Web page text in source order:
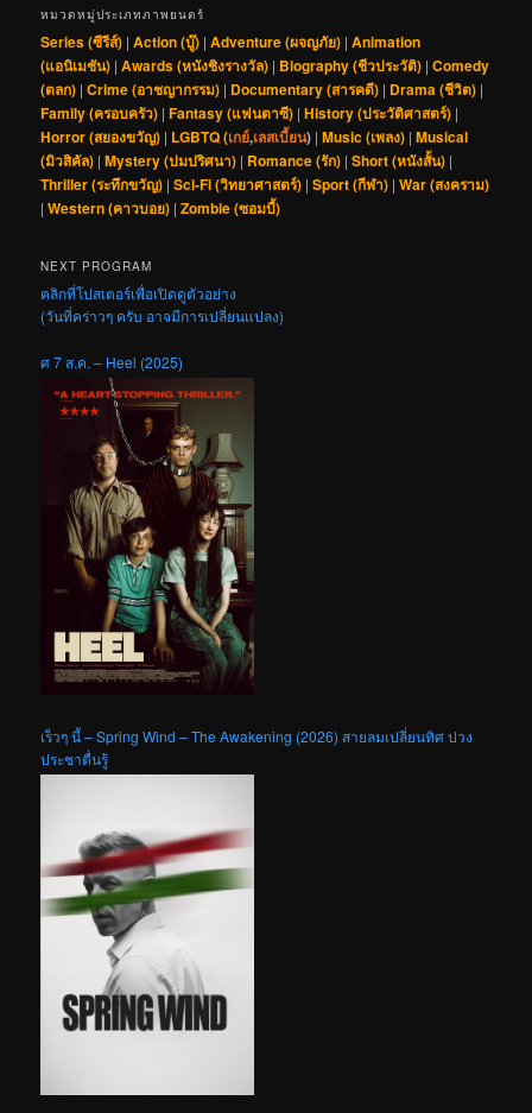
หมวดหมู่ประเภทภาพยนตร์
Series (ซีรีส์) |Action (บู๊) |Adventure (ผจญภัย) |Animation
(แอนิเมชัน) |Awards (หนังชิงรางวัล) | Biography (ชีวประวัติ) |Comedy
(ตลก) |Crime (อาชญากรรม) | Documentary (สารคดี) | Drama (ชีวิต) |
Family (ครอบครัว) |Fantasy (แฟนตาซี) |History (ประวัติศาสตร์) |
Horror (สยองขวัญ) | LGBTQ (เกย์,เลสเบี้ยน) |Music (เพลง) |Musical
(มิวสิคัล) |Mystery (ปมปริศนา) | Romance (รัก) |Short (หนังสั้น) |
Thriller (ระทึกขวัญ) |Sci-Fi (วิทยาศาสตร์) |Sport (กีฬา) |War (สงคราม)
|Western (คาวบอย) |Zombie (ซอมบี้)
NEXT PROGRAM
คลิกที่โปสเตอร์เพื่อเปิดดูตัวอย่าง
(วันที่คร่าวๆ ครับ อาจมีการเปลี่ยนแปลง)
ศ 7 ส.ค. – Heel (2025)
เร็วๆ นี้ – Spring Wind – The Awakening (2026) สายลมเปลี่ยนทิศ ปวง
ประชาตื่นรู้